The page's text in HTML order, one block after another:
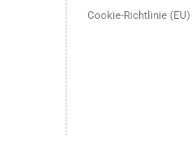
Cookie-Richtlinie (EU)